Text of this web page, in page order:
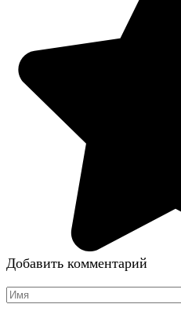
Добавить комментарий
Имя